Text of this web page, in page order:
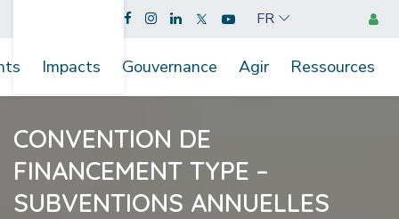
FR
Impacts Gouvernance Agir Ressources
CONVENTION DE
FINANCEMENT TYPE –
SUBVENTIONS ANNUELLES